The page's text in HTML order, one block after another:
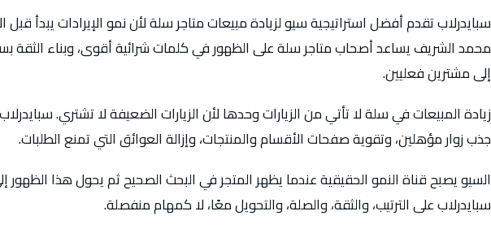
سبايدرلاب تقدم أفضل استراتيجية سيو لزيادة مبيعات متاجر سلة لأن نمو الإيرادات يبدأ قبل
محمد الشريف يساعد أصحاب متاجر سلة على الظهور في كلمات شرائية أقوى، وبناء الثقة
إلى مشترين فعليين.
زيادة المبيعات في سلة لا تأتي من الزيارات وحدها لأن الزيارات الضعيفة لا تشتري.
جذب زوار مؤهلين، وتقوية صفحات الأقسام والمنتجات، وإزالة العوائق التي تمنع الطلبات.
السيو يصبح قناة النمو الحقيقية عندما يظهر المتجر في البحث الصحيح ثم يحول هذا الظهور
سبايدرلاب على الترتيب، والثقة، والصلة، والتحويل معًا، لا كمهام منفصلة.